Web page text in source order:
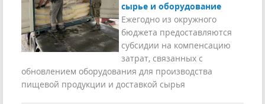
сырье и оборудование
Ежегодно из окружного
бюджета предоставляются
субсидии на компенсацию
затрат, связанных с
обновлением оборудования для производства
пищевой продукции и доставкой сырья